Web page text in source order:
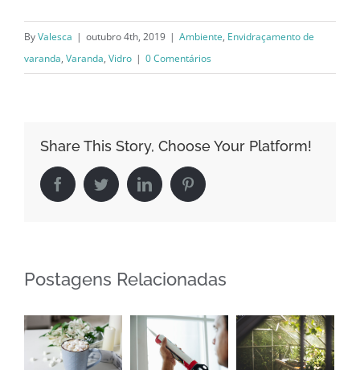
ByValesca | outubro 4th, 2019 | Ambiente, Envidraçamento de
varanda, Varanda, Vidro | 0 Comentários
Share This Story, Choose Your Platform!
FacebookTwitterLinkedIn Pinterest
Postagens Relacionadas